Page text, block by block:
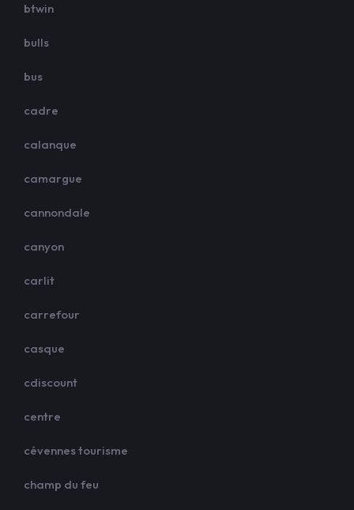
btwin
bulls
bus
cadre
calanque
camargue
cannondale
canyon
carlit
carrefour
casque
cdiscount
centre
cévennes tourisme
champ du feu